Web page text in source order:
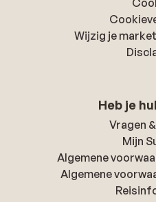
Wijzig je
Heb je
Vragen
Mijn
Algemene
Algemene